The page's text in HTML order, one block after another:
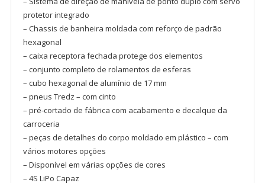
protetor integrado
– Chassis de banheira moldada com reforço de padrão
hexagonal
– caixa receptora fechada protege dos elementos
– conjunto completo de rolamentos de esferas
– cubo hexagonal de alumínio de 17 mm
– pneus Tredz – com cinto
– pré-cortado de fábrica com acabamento e decalque da
carroceria
– peças de detalhes do corpo moldado em plástico – com
vários motores opções
– Disponível em várias opções de cores
– 4S LiPo Capaz